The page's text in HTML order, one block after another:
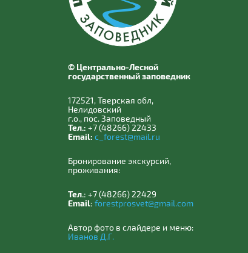
© Центрально-Лесной
государственный заповедник
172521, Тверская обл,
Нелидовский
г.о., пос. Заповедный
Тел.: +7 (48266) 22433
Email: c_forest@mail.ru
Бронирование экскурсий,
проживания:
Тел.: +7 (48266) 22429
Email: forestprosvet@gmail.com
Автор фото в слайдере и меню:
Иванов Д.Г.